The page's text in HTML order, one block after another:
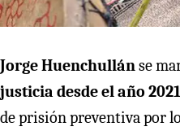
Jorge Huenchullánse
justicia desde el año 2021
de prisión preventiva por